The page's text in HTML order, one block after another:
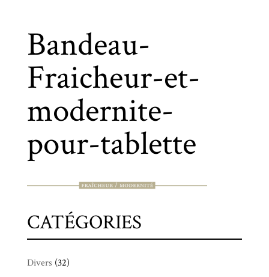
Bandeau-
Fraicheur-et-
modernite-
pour-tablette
CATÉGORIES
Divers (32)